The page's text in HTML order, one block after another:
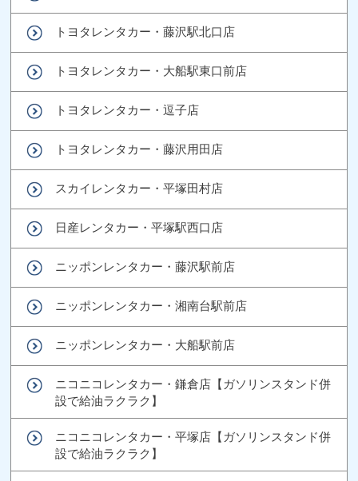
トヨタレンタカー・藤沢駅北口店
トヨタレンタカー・大船駅東口前店
トヨタレンタカー・逗子店
トヨタレンタカー・藤沢用田店
スカイレンタカー・平塚田村店
日産レンタカー・平塚駅西口店
ニッポンレンタカー・藤沢駅前店
ニッポンレンタカー・湘南台駅前店
ニッポンレンタカー・大船駅前店
ニコニコレンタカー・鎌倉店【ガソリンスタンド併
設で給油ラクラク】
ニコニコレンタカー・平塚店【ガソリンスタンド併
設で給油ラクラク】